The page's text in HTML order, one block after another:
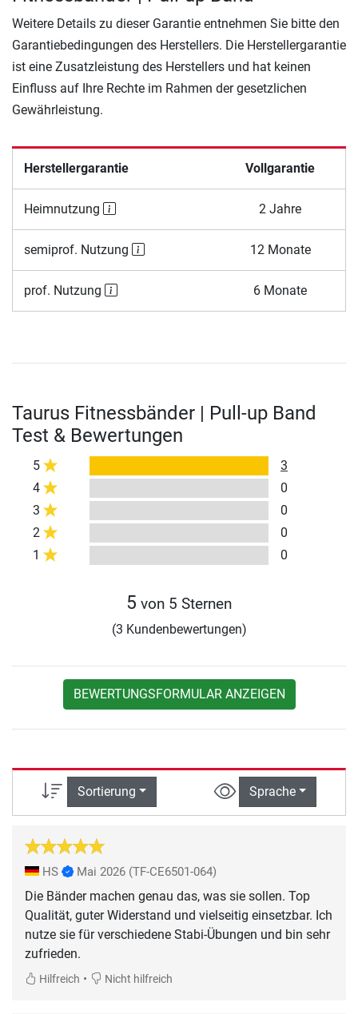
Weitere Details zu dieser Garantie entnehmen Sie bitte den
Garantiebedingungen des Herstellers. Die Herstellergarantie
ist eine Zusatzleistung des Herstellers und hat keinen
Einfluss auf Ihre Rechte im Rahmen der gesetzlichen
Gewährleistung.
Herstellergarantie Vollgarantie
Heimnutzung 2 Jahre
semiprof. Nutzung 12 Monate
prof. Nutzung 6 Monate
Taurus Fitnessbänder | Pull-up Band
Test & Bewertungen
5
3
4
0
3
0
2
0
1
0
5 von 5 Sternen
(3 Kundenbewertungen)
BEWERTUNGSFORMULAR ANZEIGEN
Sortierung Sprache
HS Mai 2026 (TF-CE6501-064)
Die Bänder machen genau das, was sie sollen. Top
Qualität, guter Widerstand und vielseitig einsetzbar. Ich
nutze sie für verschiedene Stabi-Übungen und bin sehr
zufrieden.
Hilfreich • Nicht hilfreich